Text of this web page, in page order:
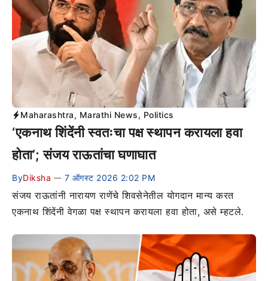
Maharashtra, Marathi News, Politics
‘एकनाथ शिंदेंनी स्वतःचा पक्ष स्थापन करायला हवा
होता’; संजय राऊतांचा घणाघात
ByDiksha — 7 ऑगस्ट 2026 2:02 PM
संजय राऊतांनी नारायण राणेंचे शिवसेनेतील योगदान मान्य करत
एकनाथ शिंदेंनी वेगळा पक्ष स्थापन करायला हवा होता, असे म्हटले.